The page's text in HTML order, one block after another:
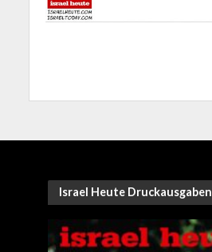
Israel Heute Druckausgaben